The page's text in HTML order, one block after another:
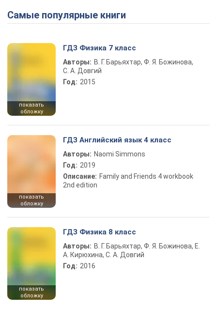
Play Video
Самые популярные книги
показать
обложку
ГДЗ Физика 7 класс
Авторы: В. Г. Барьяхтар, Ф. Я. Божинова,
С. А. Довгий
Год: 2015
показать
обложку
ГДЗ Английский язык 4 класс
Авторы: Naomi Simmons
Год: 2019
Описание: Family and Friends 4 workbook
2nd edition
показать
обложку
ГДЗ Физика 8 класс
Авторы: В. Г. Барьяхтар, Ф. Я. Божинова, Е.
А. Кирюхина, С. А. Довгий
Год: 2016